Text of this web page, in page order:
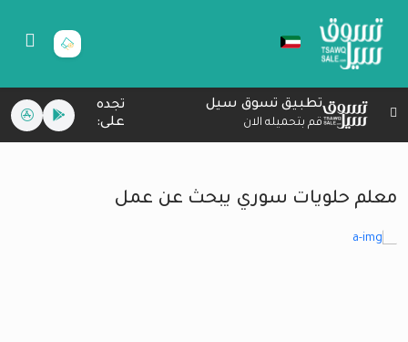
تطبيق تسوق سيل
قم بتحميله الان
تجده
على:
معلم حلويات سوري يبحث عن عمل